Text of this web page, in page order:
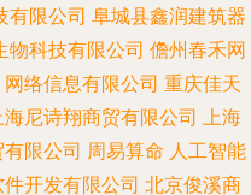
有限公司 阜城县鑫润建筑器
物科技有限公司 儋州春禾网
络信息有限公司 重庆佳天
海尼诗翔商贸有限公司 上海
限公司 周易算命 人工智能
开发有限公司 北京俊溪商